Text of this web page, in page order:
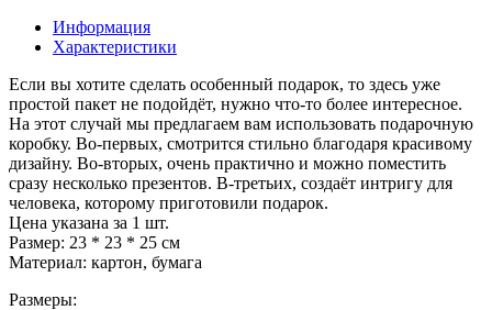
Информация
Характеристики
Если вы хотите сделать особенный подарок, то здесь уже
простой пакет не подойдёт, нужно что-то более интересное.
На этот случай мы предлагаем вам использовать подарочную
коробку. Во-первых, смотрится стильно благодаря красивому
дизайну. Во-вторых, очень практично и можно поместить
сразу несколько презентов. В-третьих, создаёт интригу для
человека, которому приготовили подарок.
Цена указана за 1 шт.
Размер: 23 * 23 * 25 см
Материал: картон, бумага
Размеры: